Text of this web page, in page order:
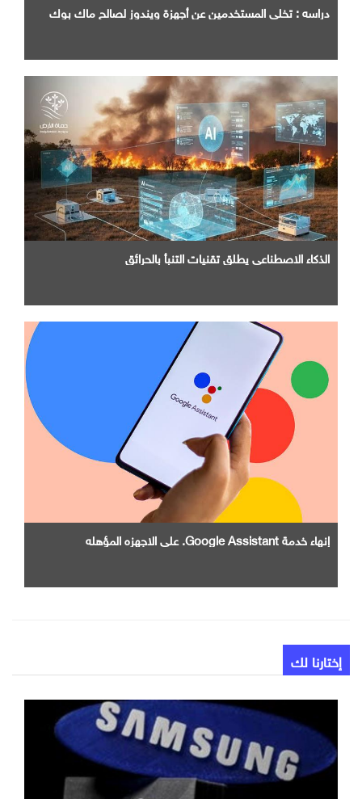
دراسه : تخلي المستخدمين عن أجهزة ويندوز لصالح ماك بوك
الذكاء الاصطناعي يطلق تقنيات التنبأ بالحرائق
إنهاء خدمة Google Assistant. علي الاجهزه المؤهله
إختارنا لك